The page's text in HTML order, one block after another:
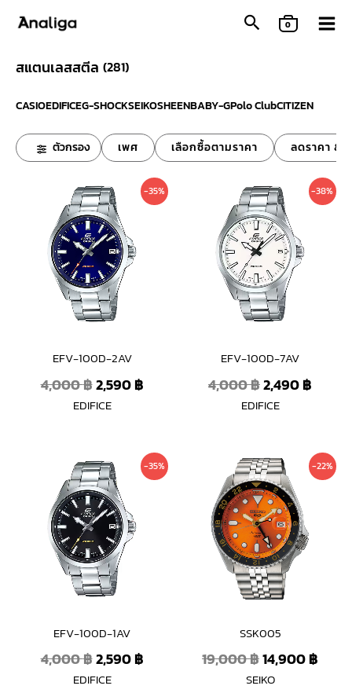
0
สแตนเลสสตีล (281)
CASIOEDIFICEG-SHOCKSEIKOSHEENBABY-GPolo ClubCITIZEN
ตัวกรอง เพศ เลือกซื้อตามราคา ลดราคา &
-35%
EFV-100D-2AV
4,000฿
Original
price
was:
4,000 ฿.
2,590฿
Current
price
EDIFICE
-38%
EFV-100D-7AV
4,000฿
Original
price
was:
4,000 ฿.
2,490฿
price
EDIFICE
-35%
EFV-100D-1AV
4,000฿
Original
price
was:
4,000 ฿.
2,590฿
Current
price
EDIFICE
-22%
SSK005
19,000฿
Original
price
was:
19,000 ฿.
14,900฿
price
SEIKO